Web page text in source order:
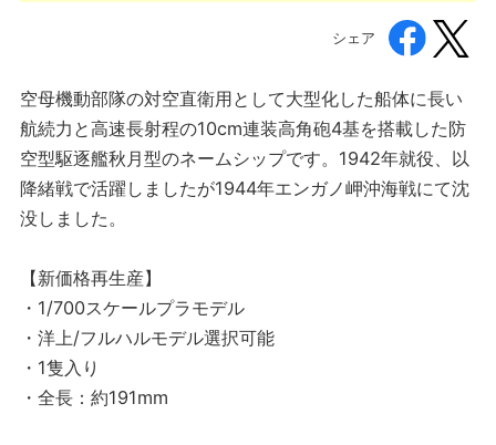
シェア
空母機動部隊の対空直衛用として大型化した船体に長い
航続力と高速長射程の10cm連装高角砲4基を搭載した防
空型駆逐艦秋月型のネームシップです。1942年就役、以
降緒戦で活躍しましたが1944年エンガノ岬沖海戦にて沈
没しました。
【新価格再生産】
・1/700スケールプラモデル
・洋上/フルハルモデル選択可能
・1隻入り
・全長：約191mm